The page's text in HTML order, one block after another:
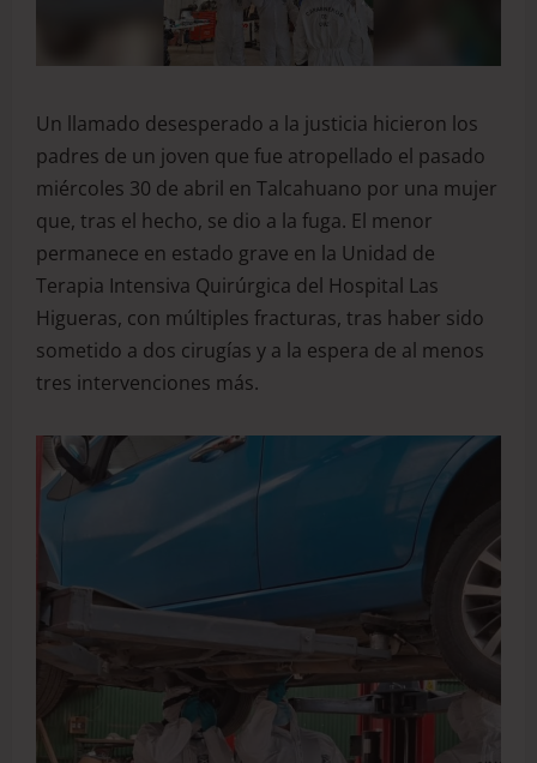
Un llamado desesperado a la justicia hicieron los
padres de un joven que fue atropellado el pasado
miércoles 30 de abril en Talcahuano por una mujer
que, tras el hecho, se dio a la fuga. El menor
permanece en estado grave en la Unidad de
Terapia Intensiva Quirúrgica del Hospital Las
Higueras, con múltiples fracturas, tras haber sido
sometido a dos cirugías y a la espera de al menos
tres intervenciones más.